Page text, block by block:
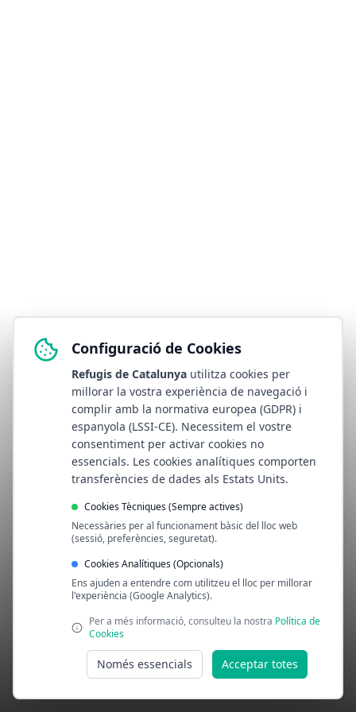
Configuració de Cookies
Refugis de Catalunya utilitza cookies per
millorar la vostra experiència de navegació i
complir amb la normativa europea (GDPR) i
espanyola (LSSI-CE). Necessitem el vostre
consentiment per activar cookies no
essencials. Les cookies analítiques comporten
transferències de dades als Estats Units.
Cookies Tècniques (Sempre actives)
Necessàries per al funcionament bàsic del lloc web
(sessió, preferències, seguretat).
Cookies Analítiques (Opcionals)
Ens ajuden a entendre com utilitzeu el lloc per millorar
l'experiència (Google Analytics).
Per a més informació, consulteu la nostra Política de
Cookies
Només essencials Acceptar totes